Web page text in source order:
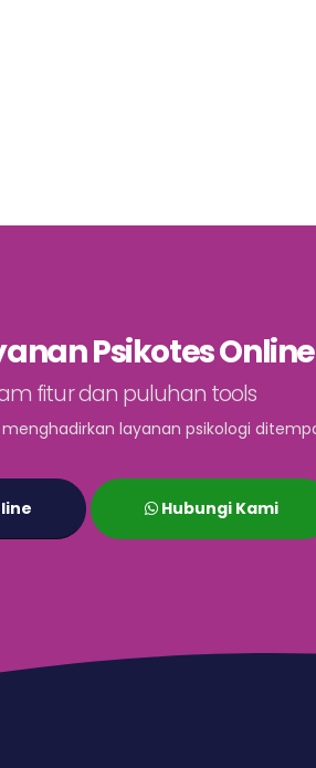
Psikotes Online
fitur dan puluhan tools
layanan psikologi
Hubungi Kami